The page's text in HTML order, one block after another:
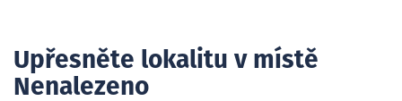
Upřesněte lokalitu v místě
Nenalezeno